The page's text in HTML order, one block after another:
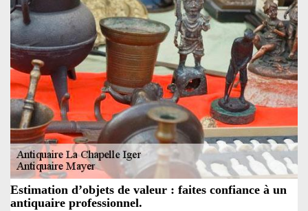
Estimation d’objets de valeur : faites confiance à un
antiquaire professionnel.